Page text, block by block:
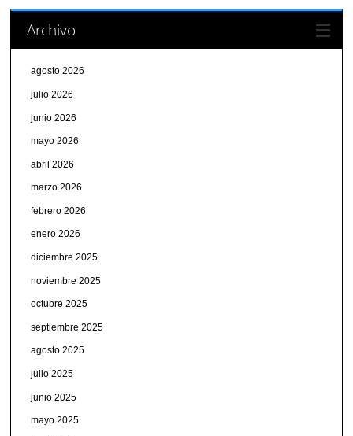
Archivo
agosto 2026
julio 2026
junio 2026
mayo 2026
abril 2026
marzo 2026
febrero 2026
enero 2026
diciembre 2025
noviembre 2025
octubre 2025
septiembre 2025
agosto 2025
julio 2025
junio 2025
mayo 2025